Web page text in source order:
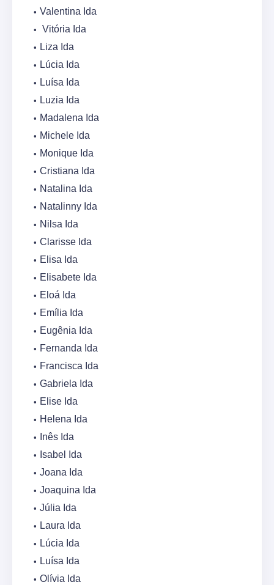
Valentina Ida
Vitória Ida
Liza Ida
Lúcia Ida
Luísa Ida
Luzia Ida
Madalena Ida
Michele Ida
Monique Ida
Cristiana Ida
Natalina Ida
Natalinny Ida
Nilsa Ida
Clarisse Ida
Elisa Ida
Elisabete Ida
Eloá Ida
Emília Ida
Eugênia Ida
Fernanda Ida
Francisca Ida
Gabriela Ida
Elise Ida
Helena Ida
Inês Ida
Isabel Ida
Joana Ida
Joaquina Ida
Júlia Ida
Laura Ida
Lúcia Ida
Luísa Ida
Olívia Ida